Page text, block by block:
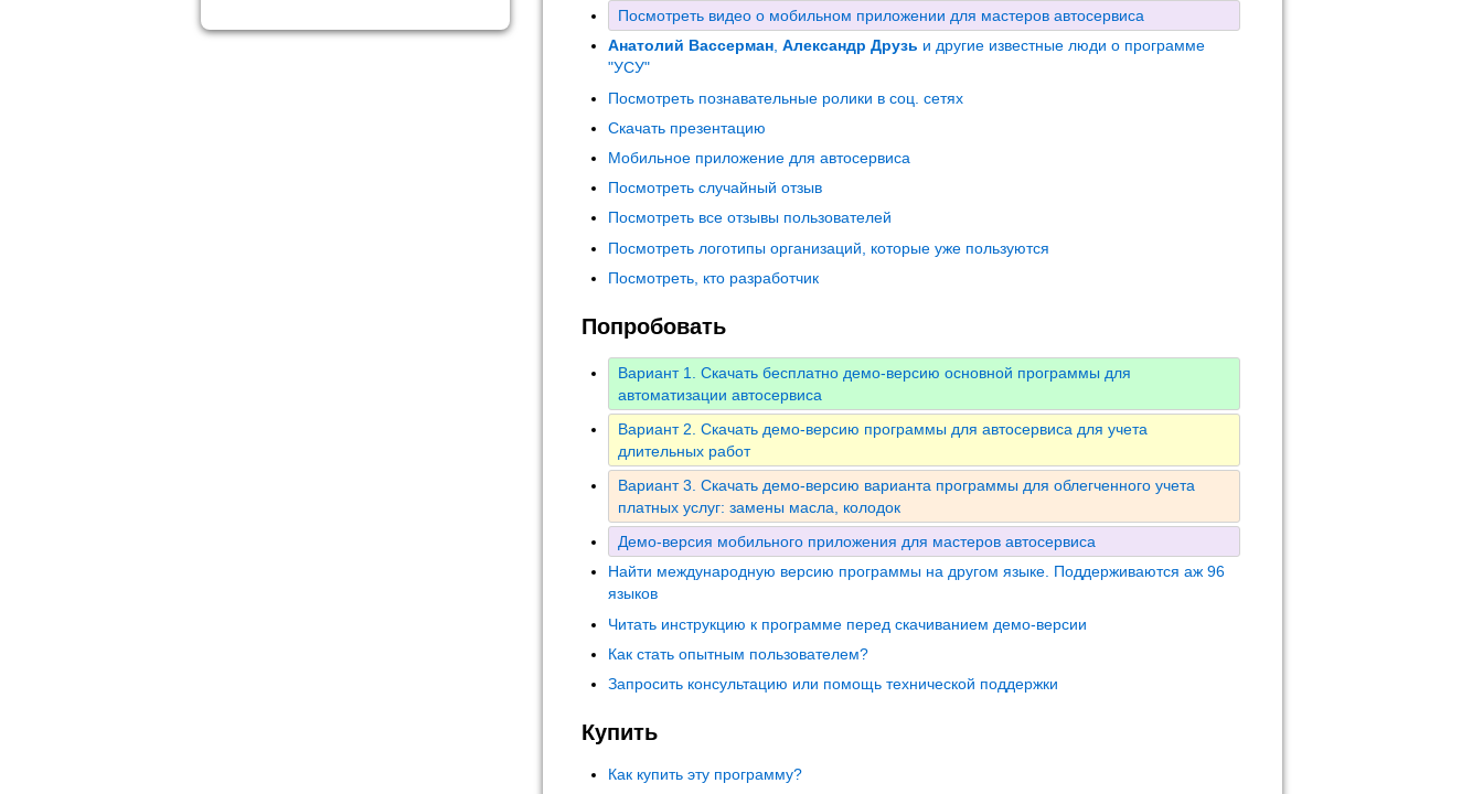
Посмотреть видео о мобильном приложении для мастеров автосервиса
Анатолий Вассерман, Александр Друзь и другие известные люди о программе
"УСУ"
Посмотреть познавательные ролики в соц. сетях
Скачать презентацию
Мобильное приложение для автосервиса
Посмотреть случайный отзыв
Посмотреть все отзывы пользователей
Посмотреть логотипы организаций, которые уже пользуются
Посмотреть, кто разработчик
Попробовать
Вариант 1. Скачать бесплатно демо-версию основной программы для
автоматизации автосервиса
Вариант 2. Скачать демо-версию программы для автосервиса для учета
длительных работ
Вариант 3. Скачать демо-версию варианта программы для облегченного учета
платных услуг: замены масла, колодок
Демо-версия мобильного приложения для мастеров автосервиса
Найти международную версию программы на другом языке. Поддерживаются аж 96
языков
Читать инструкцию к программе перед скачиванием демо-версии
Как стать опытным пользователем?
Запросить консультацию или помощь технической поддержки
Купить
Как купить эту программу?